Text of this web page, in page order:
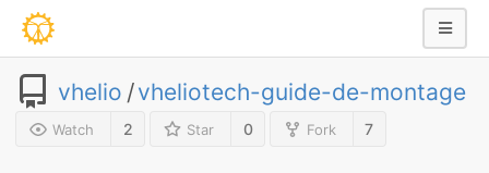
vhelio /vheliotech-guide-de-montage
Watch 2 Star 0 Fork 7